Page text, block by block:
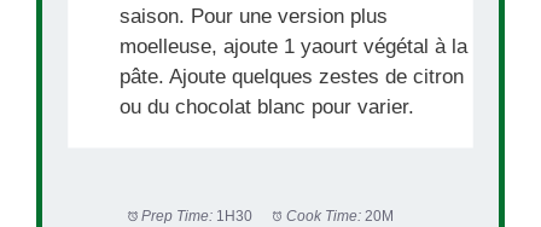
saison. Pour une version plus
moelleuse, ajoute 1 yaourt végétal à la
pâte. Ajoute quelques zestes de citron
ou du chocolat blanc pour varier.
Prep Time: 1H30 Cook Time: 20M